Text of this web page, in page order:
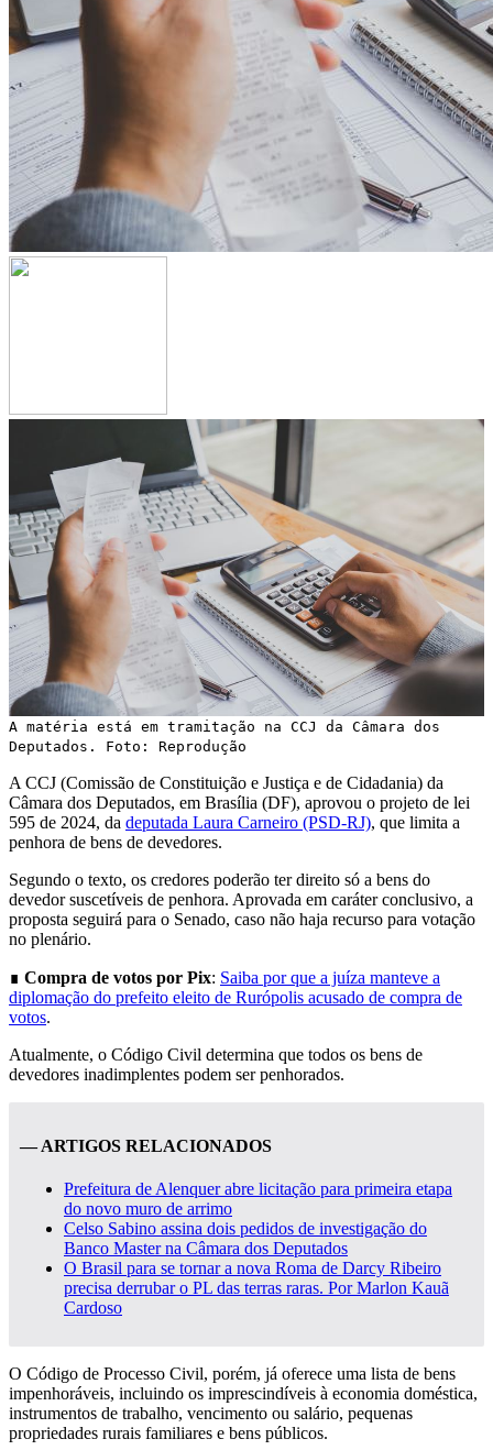
A matéria está em tramitação na CCJ da Câmara dos
Deputados. Foto: Reprodução
A CCJ (Comissão de Constituição e Justiça e de Cidadania) da
Câmara dos Deputados, em Brasília (DF), aprovou o projeto de lei
595 de 2024, da deputada Laura Carneiro (PSD-RJ), que limita a
penhora de bens de devedores.
Segundo o texto, os credores poderão ter direito só a bens do
devedor suscetíveis de penhora. Aprovada em caráter conclusivo, a
proposta seguirá para o Senado, caso não haja recurso para votação
no plenário.
∎ Compra de votos por Pix: Saiba por que a juíza manteve a
diplomação do prefeito eleito de Rurópolis acusado de compra de
votos.
Atualmente, o Código Civil determina que todos os bens de
devedores inadimplentes podem ser penhorados.
— ARTIGOS RELACIONADOS
Prefeitura de Alenquer abre licitação para primeira etapa
do novo muro de arrimo
Celso Sabino assina dois pedidos de investigação do
Banco Master na Câmara dos Deputados
O Brasil para se tornar a nova Roma de Darcy Ribeiro
precisa derrubar o PL das terras raras. Por Marlon Kauã
Cardoso
O Código de Processo Civil, porém, já oferece uma lista de bens
impenhoráveis, incluindo os imprescindíveis à economia doméstica,
instrumentos de trabalho, vencimento ou salário, pequenas
propriedades rurais familiares e bens públicos.